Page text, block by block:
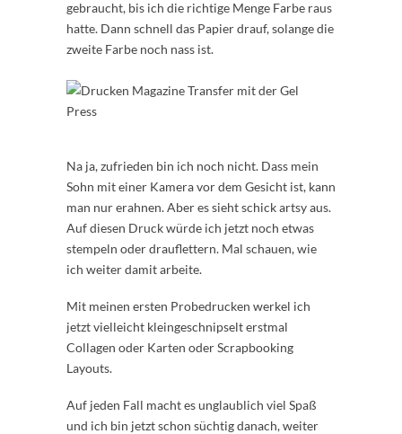
gebraucht, bis ich die richtige Menge Farbe raus
hatte. Dann schnell das Papier drauf, solange die
zweite Farbe noch nass ist.
Na ja, zufrieden bin ich noch nicht. Dass mein
Sohn mit einer Kamera vor dem Gesicht ist, kann
man nur erahnen. Aber es sieht schick artsy aus.
Auf diesen Druck würde ich jetzt noch etwas
stempeln oder drauflettern. Mal schauen, wie
ich weiter damit arbeite.
Mit meinen ersten Probedrucken werkel ich
jetzt vielleicht kleingeschnipselt erstmal
Collagen oder Karten oder Scrapbooking
Layouts.
Auf jeden Fall macht es unglaublich viel Spaß
und ich bin jetzt schon süchtig danach, weiter